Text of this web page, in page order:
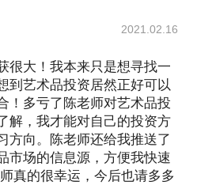
2021.02.16
很大！我本来只是想寻找一
到艺术品投资居然正好可以
！多亏了陈老师对艺术品投
解，我才能对自己的投资方
方向。陈老师还给我推送了
市场的信息源，方便我快速
真的很幸运，今后也请多多